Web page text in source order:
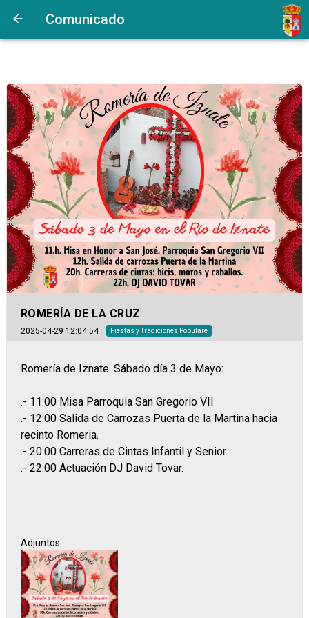
Comunicado
ROMERÍA DE LA CRUZ
2025-04-29 12:04:54 Fiestas y Tradiciones Populare
Romería de Iznate. Sábado día 3 de Mayo:
.- 11:00 Misa Parroquia San Gregorio VII
.- 12:00 Salida de Carrozas Puerta de la Martina hacia
recinto Romeria.
.- 20:00 Carreras de Cintas Infantil y Senior.
.- 22:00 Actuación DJ David Tovar.
Adjuntos: